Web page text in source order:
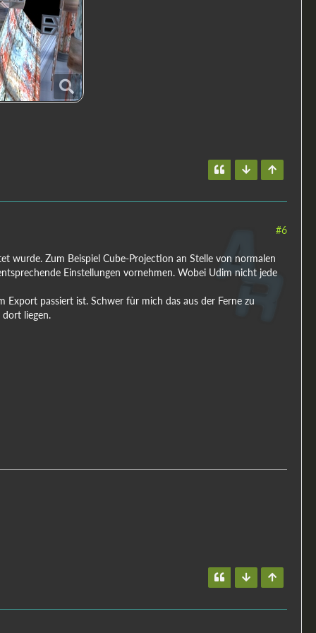
#6
wurde. Zum Beispiel Cube-Projection an Stelle von normalen
Einstellungen vornehmen. Wobei Udim nicht jede
Export passiert ist. Schwer fùr mich das aus der Ferne zu
dort liegen.